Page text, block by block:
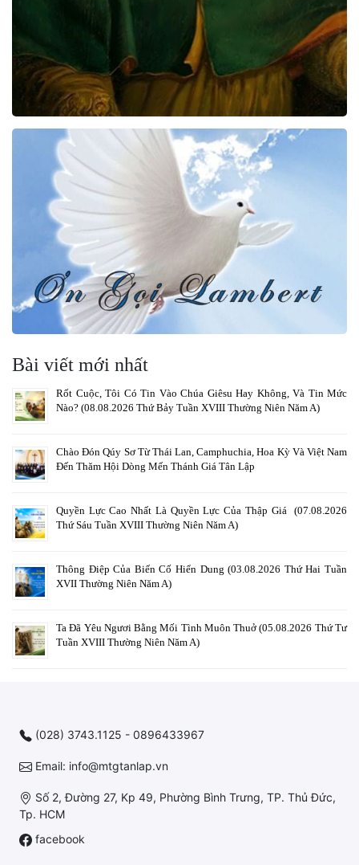
Bài viết mới nhất
Rốt Cuộc, Tôi Có Tin Vào Chúa Giêsu Hay Không, Và Tin Mức
Nào? (08.08.2026 Thứ Bảy Tuần XVIII Thường Niên Năm A)
Chào Đón Qúy Sơ Từ Thái Lan, Camphuchia, Hoa Kỳ Và Việt Nam
Đến Thăm Hội Dòng Mến Thánh Giá Tân Lập
Quyền Lực Cao Nhất Là Quyền Lực Của Thập Giá (07.08.2026
Thứ Sáu Tuần XVIII Thường Niên Năm A)
Thông Điệp Của Biến Cố Hiển Dung (03.08.2026 Thứ Hai Tuần
XVII Thường Niên Năm A)
Ta Đã Yêu Ngươi Bằng Mối Tình Muôn Thuở (05.08.2026 Thứ Tư
Tuần XVIII Thường Niên Năm A)
(028) 3743.1125 - 0896433967
Email: info@mtgtanlap.vn
Số 2, Đường 27, Kp 49, Phường Bình Trưng, TP. Thủ Đức,
Tp. HCM
facebook